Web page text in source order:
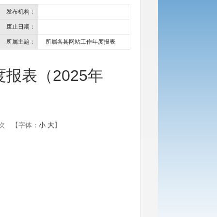
发布机构：
废止日期：
所属主题： 所属各县网站工作年度报表
报表（2025年
【字体： 小 大】